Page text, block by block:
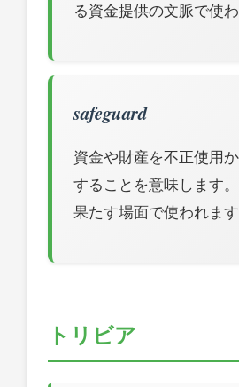
る資金提供の文脈で使わ
safeguard
資金や財産を不正使用
することを意味します
果たす場面で使われます
トリビア